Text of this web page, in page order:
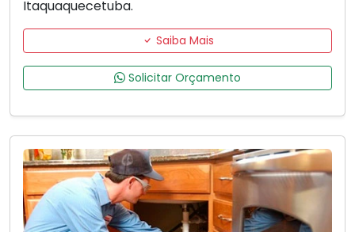
Itaquaquecetuba.
Saiba Mais
Solicitar Orçamento